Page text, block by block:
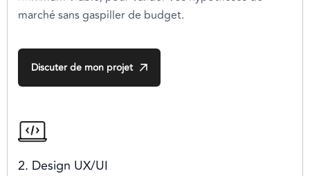
marché sans gaspiller de budget.
Discuter de mon projet
2. Design UX/UI